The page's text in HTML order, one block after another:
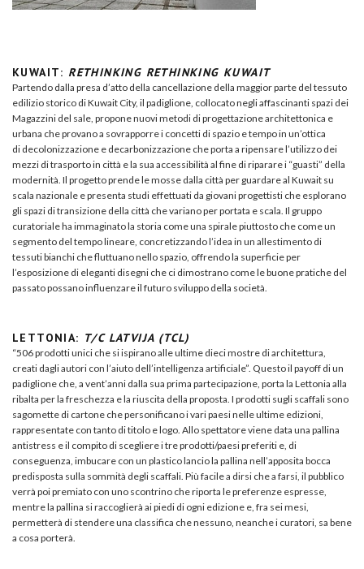
KUWAIT: RETHINKING RETHINKING KUWAIT
Partendo dalla presa d’atto della cancellazione della maggior parte del tessuto
edilizio storico di Kuwait City, il padiglione, collocato negli affascinanti spazi dei
Magazzini del sale, propone nuovi metodi di progettazione architettonica e
urbana che provano a sovrapporre i concetti di spazio e tempo in un’ottica
di decolonizzazione e decarbonizzazione che porta a ripensare l’utilizzo dei
mezzi di trasporto in città e la sua accessibilità al fine di riparare i “guasti” della
modernità. Il progetto prende le mosse dalla città per guardare al Kuwait su
scala nazionale e presenta studi effettuati da giovani progettisti che esplorano
gli spazi di transizione della città che variano per portata e scala. Il gruppo
curatoriale ha immaginato la storia come una spirale piuttosto che come un
segmento del tempo lineare, concretizzando l’idea in un allestimento di
tessuti bianchi che fluttuano nello spazio, offrendo la superficie per
l’esposizione di eleganti disegni che ci dimostrano come le buone pratiche del
passato possano influenzare il futuro sviluppo della società.
LETTONIA: T/C LATVIJA (TCL)
“506 prodotti unici che si ispirano alle ultime dieci mostre di architettura,
creati dagli autori con l’aiuto dell’intelligenza artificiale”. Questo il payoff di un
padiglione che, a vent’anni dalla sua prima partecipazione, porta la Lettonia alla
ribalta per la freschezza e la riuscita della proposta. I prodotti sugli scaffali sono
sagomette di cartone che personificano i vari paesi nelle ultime edizioni,
rappresentate con tanto di titolo e logo. Allo spettatore viene data una pallina
antistress e il compito di scegliere i tre prodotti/paesi preferiti e, di
conseguenza, imbucare con un plastico lancio la pallina nell’apposita bocca
predisposta sulla sommità degli scaffali. Più facile a dirsi che a farsi, il pubblico
verrà poi premiato con uno scontrino che riporta le preferenze espresse,
mentre la pallina si raccoglierà ai piedi di ogni edizione e, fra sei mesi,
permetterà di stendere una classifica che nessuno, neanche i curatori, sa bene
a cosa porterà.